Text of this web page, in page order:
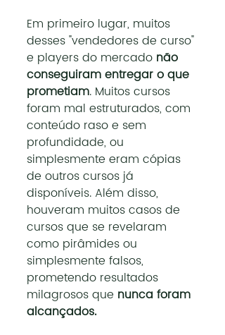
Em primeiro lugar, muitos
desses "vendedores de curso"
e players do mercado não
conseguiram entregar o que
prometiam. Muitos cursos
foram mal estruturados, com
conteúdo raso e sem
profundidade, ou
simplesmente eram cópias
de outros cursos já
disponíveis. Além disso,
houveram muitos casos de
cursos que se revelaram
como pirâmides ou
simplesmente falsos,
prometendo resultados
milagrosos que nunca foram
alcançados.